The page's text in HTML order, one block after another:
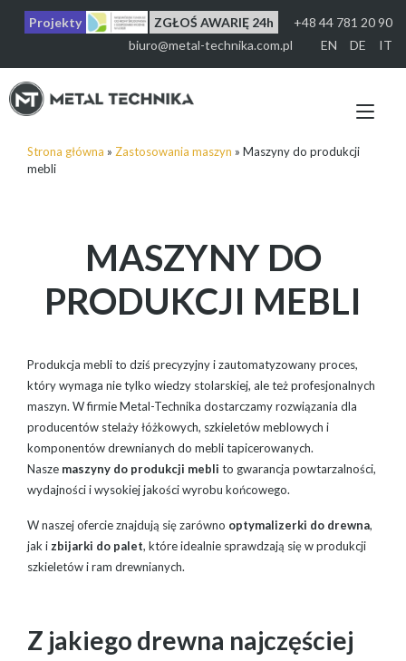
Projekty ZGŁOŚ AWARIĘ 24h
+48 44 781 20 90
biuro@metal-technika.com.pl
EN DE IT
Strona główna » Zastosowania maszyn » Maszyny do produkcji
mebli
MASZYNY DO
PRODUKCJI MEBLI
Produkcja mebli to dziś precyzyjny i zautomatyzowany proces,
który wymaga nie tylko wiedzy stolarskiej, ale też profesjonalnych
maszyn. W firmie Metal-Technika dostarczamy rozwiązania dla
producentów stelaży łóżkowych, szkieletów meblowych i
komponentów drewnianych do mebli tapicerowanych.
Nasze maszyny do produkcji mebli to gwarancja powtarzalności,
wydajności i wysokiej jakości wyrobu końcowego.
W naszej ofercie znajdują się zarówno optymalizerki do drewna,
jak i zbijarki do palet, które idealnie sprawdzają się w produkcji
szkieletów i ram drewnianych.
Z jakiego drewna najczęściej